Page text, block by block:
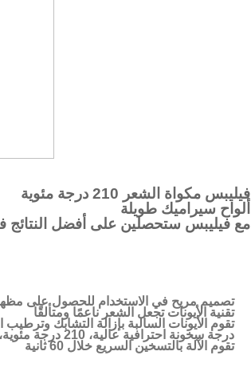
فيليبس مكواة الشعر 210 درجة مئوية
ألواح سيراميك طويلة
مع فيليبس ستحصلين على أفضل
تصميم مريح في الاستخدام للحصول على
تقنية الأيونات تجعل الشعر ناعمًا ومتألقًا
تقوم الأيونات السالبة بإزالة التشابك
درجة سخونة احترافية عالية، 210 درجة مئوية، للحصول على نتائج رائعة
تقوم الآلة بالتسخين السريع خلال 60 ثانية